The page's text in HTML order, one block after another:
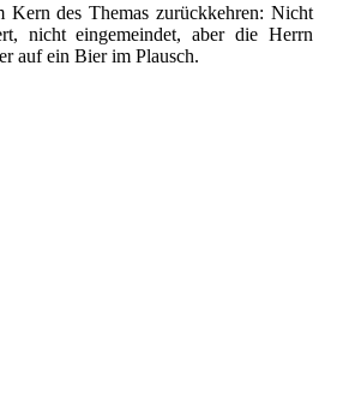
des Themas zurückkehren: Nicht
nicht eingemeindet, aber die Herrn
auf ein Bier im Plausch.